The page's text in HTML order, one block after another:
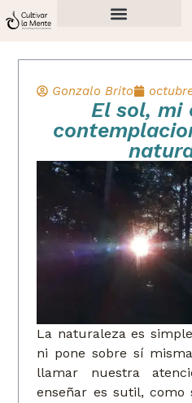
Gonzalo Brito
El sol, mi
La naturaleza es
ni pone sobre sí
llamar nuestra
enseñar es sutil, como